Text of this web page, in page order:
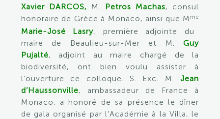
Xavier DARCOS, M. Petros Machas, consul
honoraire de Grèce à Monaco, ainsi que M me
Marie-José Lasry, première adjointe du
maire de Beaulieu-sur-Mer et M.Guy
Pujalté, adjoint au maire chargé de la
biodiversité, ont bien voulu assister à
l’ouverture ce colloque. S. Exc. M.
Jean
d’Haussonville, ambassadeur de France à
Monaco, a honoré de sa présence le dîner
de gala organisé par l’Académie à la Villa, le